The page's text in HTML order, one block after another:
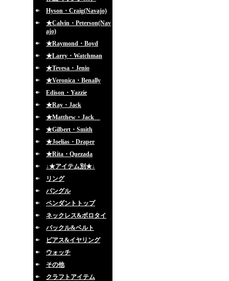
Hyson・Craig(Navajo)
★Calvin・Peterson(Nav
ajo)
★Raymond・Boyd
★Larry・Watchman
★Tevesa・Jenio
★Veronica・Benally
Edison・Yazzie
★Ray・Jack
★Matthew・Jack
★Gilbert・Smith
★Joelias・Draper
★Rita・Quezada
↓★アイテム別★↓
リング
バングル
ペンダントトップ
ネックレス&ボロタイ
バックル&ベルト
ピアス&イヤリング
ウォッチ
その他
クラフトアイテム